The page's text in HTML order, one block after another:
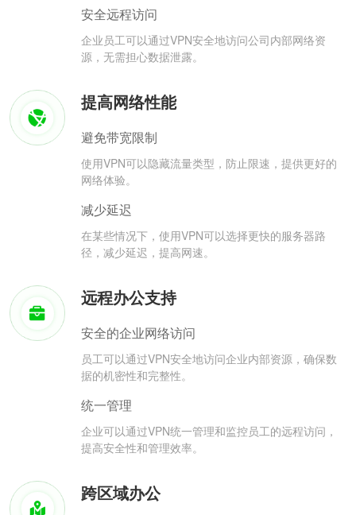
安全远程访问
企业员工可以通过VPN安全地访问公司内部网络资
源，无需担心数据泄露。
提高网络性能
避免带宽限制
使用VPN可以隐藏流量类型，防止限速，提供更好的
网络体验。
减少延迟
在某些情况下，使用VPN可以选择更快的服务器路
径，减少延迟，提高网速。
远程办公支持
安全的企业网络访问
员工可以通过VPN安全地访问企业内部资源，确保数
据的机密性和完整性。
统一管理
企业可以通过VPN统一管理和监控员工的远程访问，
提高安全性和管理效率。
跨区域办公